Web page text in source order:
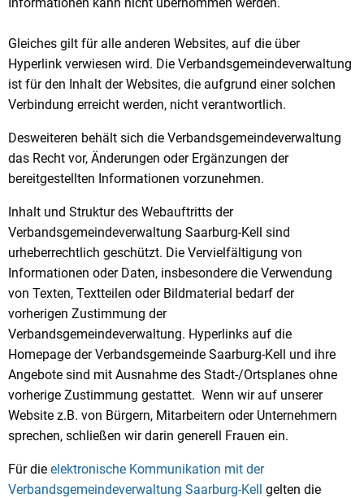
Gleiches gilt für alle anderen Websites, auf die über
Hyperlink verwiesen wird. Die Verbandsgemeindeverwaltung
ist für den Inhalt der Websites, die aufgrund einer solchen
Verbindung erreicht werden, nicht verantwortlich.
Desweiteren behält sich die Verbandsgemeindeverwaltung
das Recht vor, Änderungen oder Ergänzungen der
bereitgestellten Informationen vorzunehmen.
Inhalt und Struktur des Webauftritts der
Verbandsgemeindeverwaltung Saarburg-Kell sind
urheberrechtlich geschützt. Die Vervielfältigung von
Informationen oder Daten, insbesondere die Verwendung
von Texten, Textteilen oder Bildmaterial bedarf der
vorherigen Zustimmung der
Verbandsgemeindeverwaltung. Hyperlinks auf die
Homepage der Verbandsgemeinde Saarburg-Kell und ihre
Angebote sind mit Ausnahme des Stadt-/Ortsplanes ohne
vorherige Zustimmung gestattet. Wenn wir auf unserer
Website z.B. von Bürgern, Mitarbeitern oder Unternehmern
sprechen, schließen wir darin generell Frauen ein.
Für die elektronische Kommunikation mit der
Verbandsgemeindeverwaltung Saarburg-Kell gelten die